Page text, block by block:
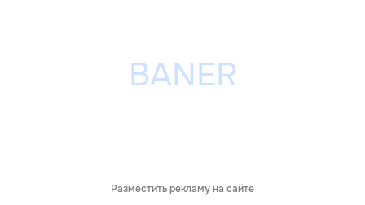
Разместить рекламу на сайте